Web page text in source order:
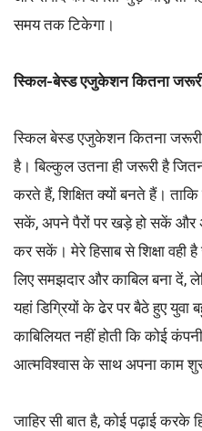
समय तक टिकेगा।
स्किल-बेस्ड एजुकेशन कितना
स्किल बेस्ड एजुकेशन कितना जरूरी
है। बिल्कुल उतना ही जरूरी है
करते हैं, शिक्षित क्यों बनते हैं।
सकें, अपने पैरों पर खड़े हो सकें और
कर सकें। मेरे हिसाब से शिक्षा
लिए समझदार और काबिल बना दें,
यहां डिग्रियों के ढेर पर बैठे हुए
काबिलियत नहीं होती कि कोई
आत्मविश्वास के साथ अपना काम
जाहिर सी बात है, कोई पढ़ाई करके